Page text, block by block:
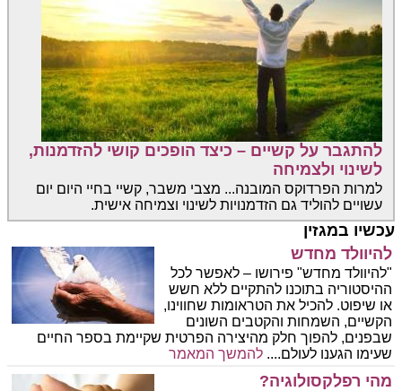
להתגבר על קשיים – כיצד הופכים קושי להזדמנות,
לשינוי ולצמיחה
למרות הפרדוקס המובנה... מצבי משבר, קשיי בחיי היום יום
עשויים להוליד גם הזדמנויות לשינוי וצמיחה אישית.
עכשיו במגזין
להיוולד מחדש
"להיוולד מחדש" פירושו – לאפשר לכל
ההיסטוריה בתוכנו להתקיים ללא חשש
או שיפוט. להכיל את הטראומות שחווינו,
הקשיים, השמחות והקטבים השונים
שבפנים, להפוך חלק מהיצירה הפרטית שקיימת בספר החיים
שעימו הגענו לעולם....להמשך המאמר
מהי רפלקסולוגיה?